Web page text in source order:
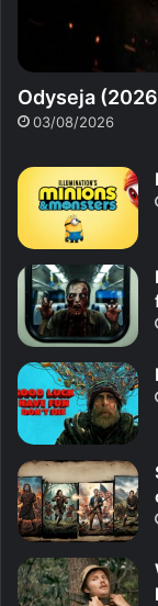
Odyseja
03/08/2026